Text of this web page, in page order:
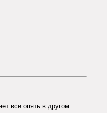
все опять в другом